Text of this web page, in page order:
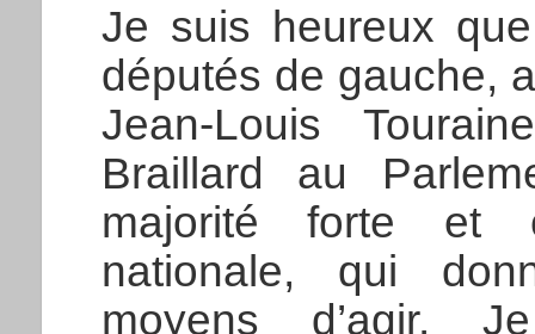
Je suis heureux
députés de gauche,
Jean-Louis
Braillard au
majorité forte et
nationale, qui
moyens d’agir.